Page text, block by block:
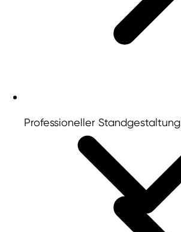
Professioneller Standgestaltung